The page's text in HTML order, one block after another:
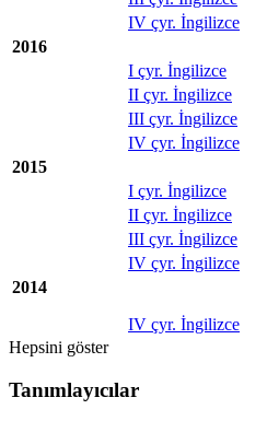
IV çyr. İngilizce
2016
I çyr. İngilizce
II çyr. İngilizce
III çyr. İngilizce
IV çyr. İngilizce
2015
I çyr. İngilizce
II çyr. İngilizce
III çyr. İngilizce
IV çyr. İngilizce
2014
IV çyr. İngilizce
Hepsini göster
Tanımlayıcılar